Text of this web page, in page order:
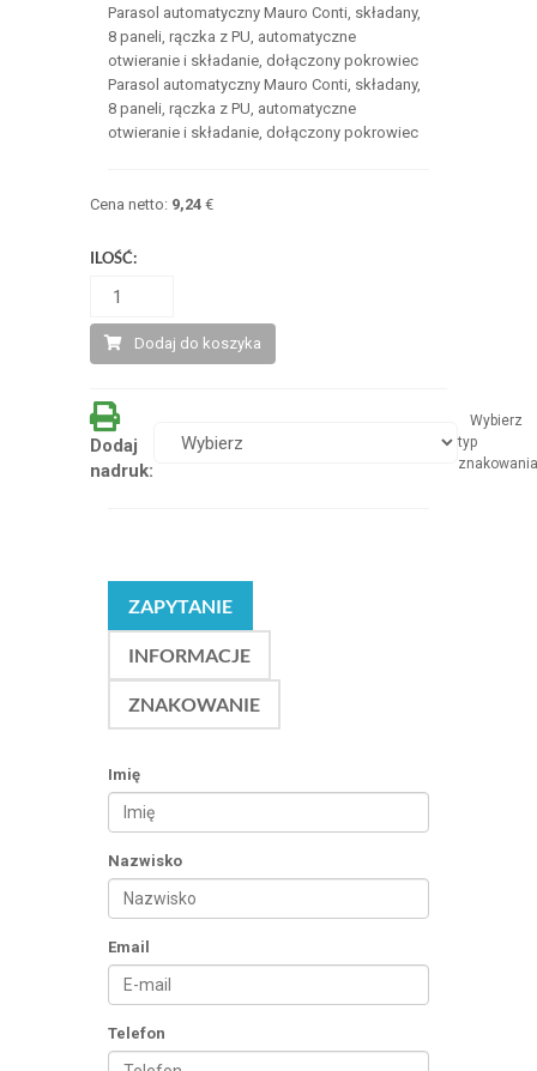
Parasol automatyczny Mauro Conti, składany,
8 paneli, rączka z PU, automatyczne
otwieranie i składanie, dołączony pokrowiec
Parasol automatyczny Mauro Conti, składany,
8 paneli, rączka z PU, automatyczne
otwieranie i składanie, dołączony pokrowiec
Cena netto: 9,24€
ILOŚĆ:
Dodaj do koszyka
Dodaj
nadruk:
Wybierz
typ
znakowania
ZAPYTANIE
INFORMACJE
ZNAKOWANIE
Imię
Nazwisko
Email
Telefon